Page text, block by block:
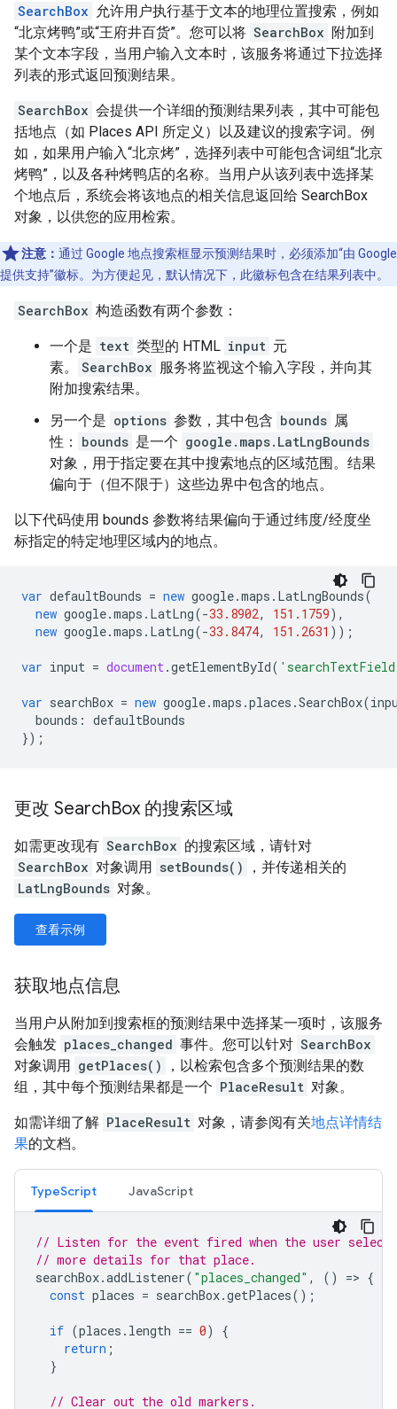
SearchBox 允许用户执行基于文本的地理位置搜索，例如
“北京烤鸭”或“王府井百货”。您可以将 SearchBox 附加到
某个文本字段，当用户输入文本时，该服务将通过下拉选择
列表的形式返回预测结果。
SearchBox 会提供一个详细的预测结果列表，其中可能包
括地点（如 Places API 所定义）以及建议的搜索字词。例
如，如果用户输入“北京烤”，选择列表中可能包含词组“北京
烤鸭”，以及各种烤鸭店的名称。当用户从该列表中选择某
个地点后，系统会将该地点的相关信息返回给 SearchBox
对象，以供您的应用检索。
注意： 通过 Google 地点搜索框显示预测结果时，必须添加“由 Google
提供支持”徽标。为方便起见，默认情况下，此徽标包含在结果列表中。
SearchBox 构造函数有两个参数：
一个是 text 类型的 HTML input 元
素。
SearchBox 服务将监视这个输入字段，并向其
附加搜索结果。
另一个是 options 参数，其中包含 bounds 属
性：
bounds 是一个 google.maps.LatLngBounds
对象，用于指定要在其中搜索地点的区域范围。结果
偏向于（但不限于）这些边界中包含的地点。
以下代码使用 bounds 参数将结果偏向于通过纬度/经度坐
标指定的特定地理区域内的地点。
var defaultBounds = new google.maps . LatLngBounds(
new google.maps . LatLng(-33.8902, 151.1759),
new google.maps . LatLng(-33.8474, 151.2631 ));
var input = document.getElementById(
var searchBox = new google.maps .places .SearchBox(
bounds : defaultBounds
});
更改 SearchBox 的搜索区域
如需更改现有 SearchBox 的搜索区域，请针对
SearchBox 对象调用 setBounds()
，并传递相关的
LatLngBounds 对象。
查看示例
获取地点信息
当用户从附加到搜索框的预测结果中选择某一项时，该服务
会触发 places_changed 事件。您可以针对 SearchBox
对象调用 getPlaces()
，以检索包含多个预测结果的数
组，其中每个预测结果都是一个 PlaceResult 对象。
如需详细了解 PlaceResult 对象，请参阅有关地点详情结
果的文档。
TypeScript JavaScript
// Listen for the event fired when the user
// more details for that place.
searchBox.addListener( "places_changed" , () => {
const places = searchBox.getPlaces();
if (places . length == 0)
{
return ;
}
// Clear out the old markers.